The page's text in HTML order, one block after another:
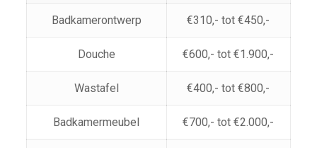
Badkamerontwerp €310,- tot €450,-
Douche €600,- tot €1.900,-
Wastafel €400,- tot €800,-
Badkamermeubel €700,- tot €2.000,-